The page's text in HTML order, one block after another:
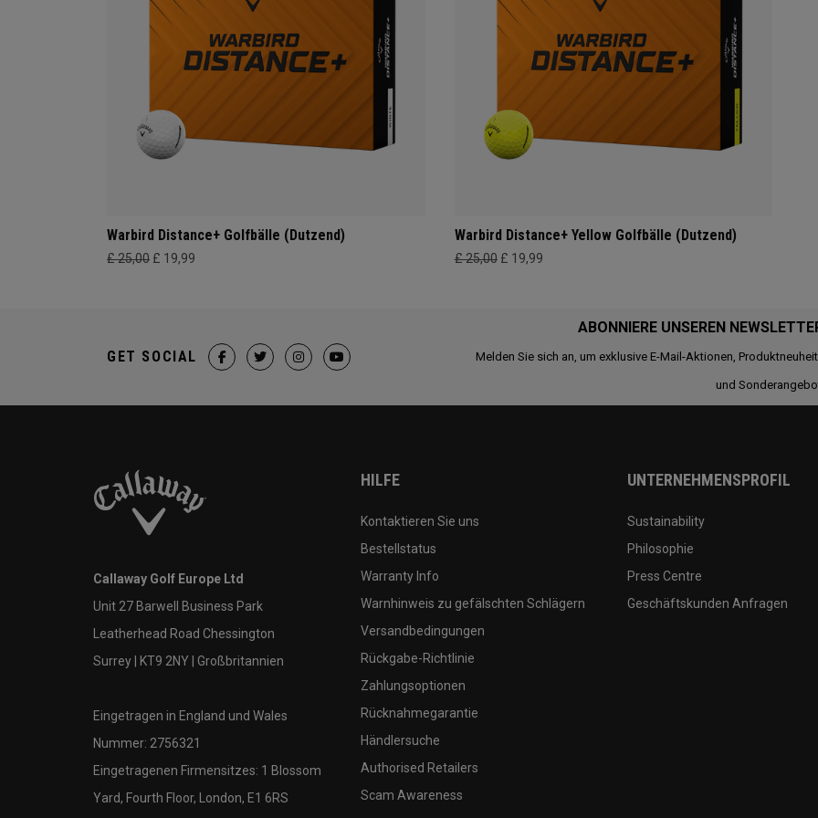
Warbird Distance+ Golfbälle (Dutzend)
£ 25,00 £ 19,99
Warbird Distance+ Yellow Golfbälle (Dutzend)
£ 25,00 £ 19,99
ABONNIERE UNSEREN
Melden Sie sich an, um exklusive E-Mail-Aktionen,
und
GET SOCIAL
Callaway Golf Europe Ltd
Unit 27 Barwell Business Park
Leatherhead Road Chessington
Surrey | KT9 2NY | Großbritannien
Eingetragen in England und Wales
Nummer: 2756321
Eingetragenen Firmensitzes: 1 Blossom
Yard, Fourth Floor, London, E1 6RS
HILFE
Kontaktieren Sie uns
Bestellstatus
Warranty Info
Warnhinweis zu gefälschten Schlägern
Versandbedingungen
Rückgabe-Richtlinie
Zahlungsoptionen
Rücknahmegarantie
Händlersuche
Authorised Retailers
Scam Awareness
UNTERNEHMENSPROFIL
Sustainability
Philosophie
Press Centre
Geschäftskunden Anfragen